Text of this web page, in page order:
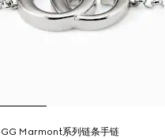
GG Marmont系列链条手链